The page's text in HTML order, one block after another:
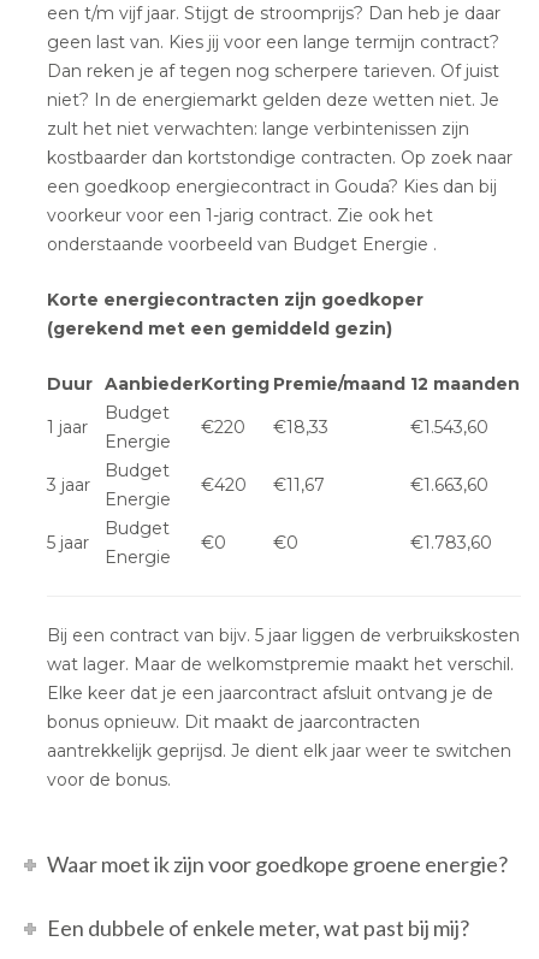
een t/m vijf jaar. Stijgt de stroomprijs? Dan heb je daar
geen last van. Kies jij voor een lange termijn contract?
Dan reken je af tegen nog scherpere tarieven. Of juist
niet? In de energiemarkt gelden deze wetten niet. Je
zult het niet verwachten: lange verbintenissen zijn
kostbaarder dan kortstondige contracten. Op zoek naar
een goedkoop energiecontract in Gouda? Kies dan bij
voorkeur voor een 1-jarig contract. Zie ook het
onderstaande voorbeeld van Budget Energie .
Korte energiecontracten zijn goedkoper
(gerekend met een gemiddeld gezin)
Duur AanbiederKorting Premie/maand 12 maanden
1 jaar
Budget
Energie
€220 €18,33 €1.543,60
3 jaar
Budget
Energie
€420 €11,67 €1.663,60
5 jaar
Budget
Energie
€0 €0 €1.783,60
Bij een contract van bijv. 5 jaar liggen de verbruikskosten
wat lager. Maar de welkomstpremie maakt het verschil.
Elke keer dat je een jaarcontract afsluit ontvang je de
bonus opnieuw. Dit maakt de jaarcontracten
aantrekkelijk geprijsd. Je dient elk jaar weer te switchen
voor de bonus.
Waar moet ik zijn voor goedkope groene energie?
Een dubbele of enkele meter, wat past bij mij?